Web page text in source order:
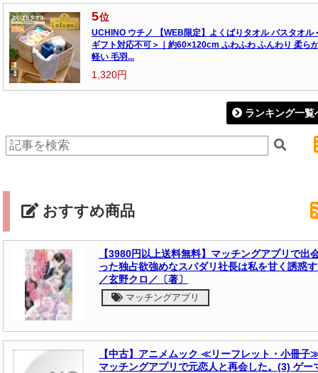
5位
UCHINO ウチノ 【WEB限定】よくばりタオル バスタオル
ギフト対応不可＞｜約60×120cm ふわふわ ふんわり 柔ら
軽い 毛羽...
1,320円
ランキング一覧
おすすめ商品
【3980円以上送料無料】マッチングアプリで出
った独占欲強めなスパダリ社長は私を甘く誘惑
／玄野クロ／〔著〕
マッチングアプリ
【中古】アニメムック ≪リーフレット・小冊子
マッチングアプリで元恋人と再会した。(3) ゲー